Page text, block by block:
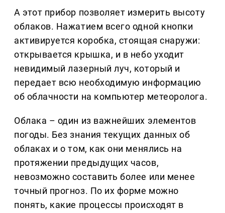
А этот прибор позволяет измерить высоту
облаков. Нажатием всего одной кнопки
активируется коробка, стоящая снаружи:
открывается крышка, и в небо уходит
невидимый лазерный луч, который и
передает всю необходимую информацию
об облачности на компьютер метеоролога.
Облака – один из важнейших элементов
погоды. Без знания текущих данных об
облаках и о том, как они менялись на
протяжении предыдущих часов,
невозможно составить более или менее
точный прогноз. По их форме можно
понять, какие процессы происходят в